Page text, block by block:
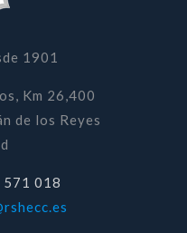
1901
Km 26,400
de los Reyes
571 018